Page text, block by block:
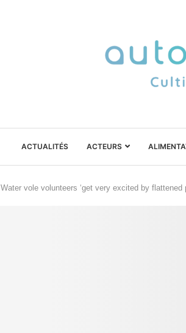
ACTUALITÉS ACTEURS
Water vole volunteers ‘get very excited by flattened